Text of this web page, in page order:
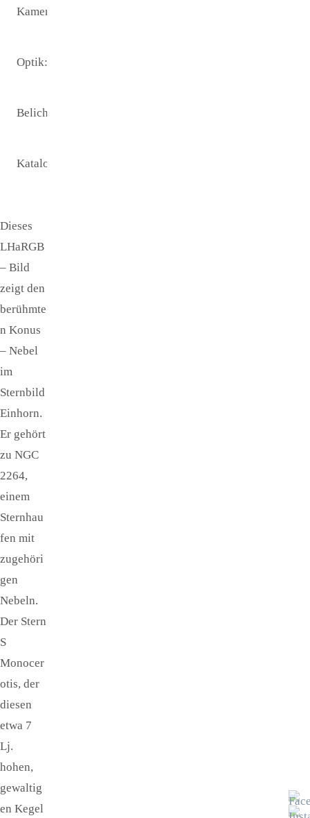
Kamera:
Optik:
Belichtungszeit:
Katalogname:
Dieses
LHaRGB
– Bild
zeigt den
berühmte
n Konus
– Nebel
im
Sternbild
Einhorn.
Er gehört
zu NGC
2264,
einem
Sternhau
fen mit
zugehöri
gen
Nebeln.
Der Stern
S
Monocer
otis, der
diesen
etwa 7
Lj.
hohen,
gewaltig
en Kegel